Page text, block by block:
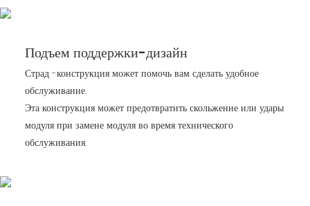
Подъем поддержки-дизайн
Страд -конструкция может помочь вам сделать удобное
обслуживание.
Эта конструкция может предотвратить скольжение или удары
модуля при замене модуля во время технического
обслуживания.